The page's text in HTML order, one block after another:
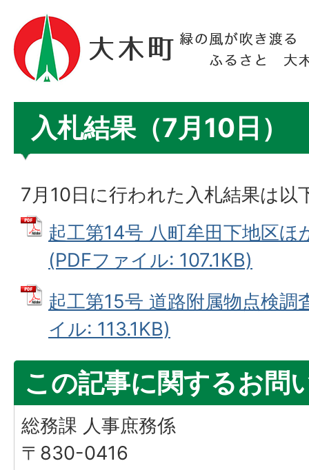
入札結果（7月10日）
7月10日に行われた入札結果は以
起工第14号 八町牟田下地区ほ
(PDFファイル: 107.1KB)
起工第15号 道路附属物点検調
イル: 113.1KB)
この記事に関するお問
総務課 人事庶務係
〒830-0416